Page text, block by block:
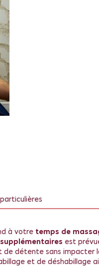
à votre temps de
est
détente sans impacter
et de déshabillage